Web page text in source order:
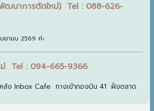
ฒนาการตัดใหม่) Tel : 088-626-
ยายน 2569 ค่ะ
ม่ Tel : 094-665-9366
ลัง Inbox Cafe ทางเข้ากองบิน 41 ฝั่งตลาด